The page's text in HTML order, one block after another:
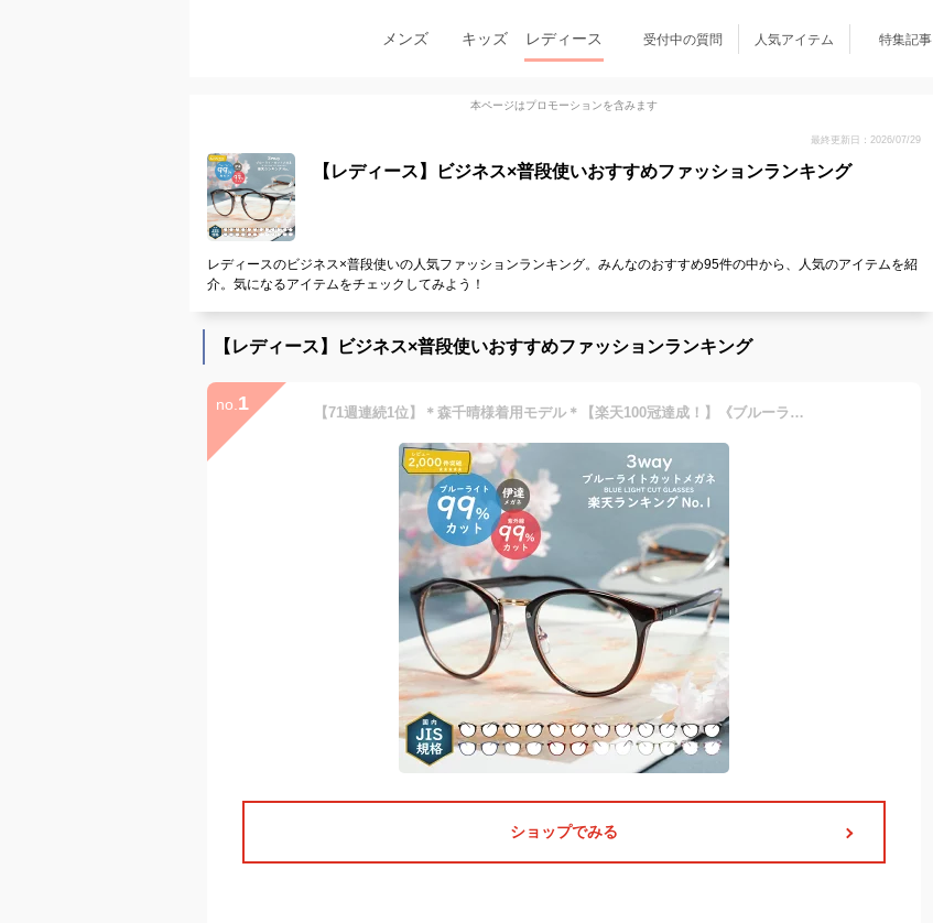
メンズ キッズ レディース 受付中の質問 人気アイテム 特集記事
本ページはプロモーションを含みます
最終更新日：2026/07/29
【レディース】ビジネス×普段使いおすすめファッションランキング
レディースのビジネス×普段使いの人気ファッションランキング。みんなのおすすめ95件の中から、人気のアイテムを紹
介。気になるアイテムをチェックしてみよう！
【レディース】ビジネス×普段使いおすすめファッションランキング
no. 1 【71週連続1位】＊森千晴様着用モデル＊【楽天100冠達成！】《ブルーライトカット メガネ 》Hodopus PCメガネ ボストン型 カット率99% UV420 JIS検査済み 全14カラー 【レディース メンズ 90%以上 セルフレーム UVカット スマホ 大人 子供 キッズ 度なし 紫外線 対策】
ショップでみる